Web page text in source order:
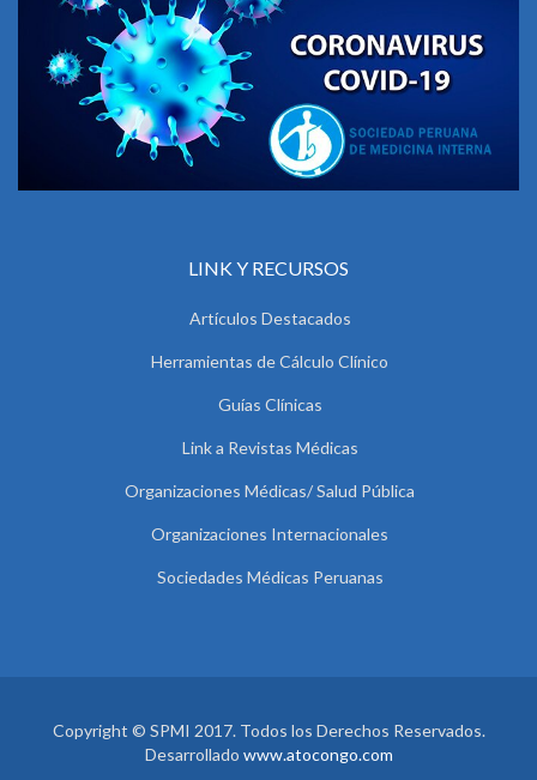
LINK Y RECURSOS
Artículos Destacados
Herramientas de Cálculo Clínico
Guías Clínicas
Link a Revistas Médicas
Organizaciones Médicas/ Salud Pública
Organizaciones Internacionales
Sociedades Médicas Peruanas
Copyright © SPMI 2017. Todos los Derechos Reservados.
Desarrollado www.atocongo.com